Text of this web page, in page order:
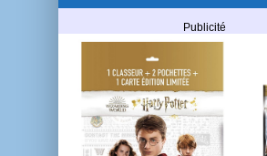
Publicité